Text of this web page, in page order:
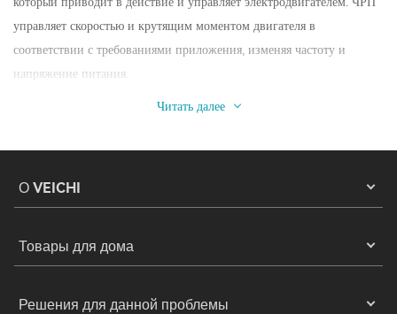
управляет скоростью и крутящим моментом двигателя в
соответствии с требованиями приложения, изменяя частоту и
напряжение питания.
Читать далее
О VEICHI
Товары для дома
Решения для данной проблемы